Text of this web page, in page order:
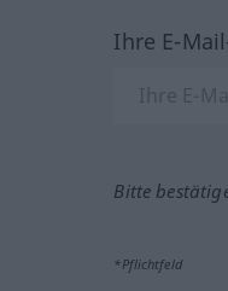
Ihre E-
Bitte
*Pflichtfeld